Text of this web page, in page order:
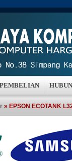
» EPSON ECOTANK